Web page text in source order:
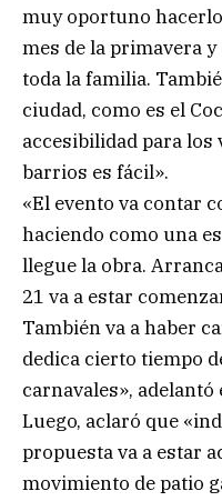
muy oportuno
mes de la primavera
toda la familia.
ciudad, como es el
accesibilidad para
barrios es fácil».
«El evento va contar
haciendo como una
llegue la obra.
21 va a estar
También va a haber
dedica cierto tiempo
carnavales», adelantó
Luego, aclaró que
propuesta va a estar
movimiento de patio